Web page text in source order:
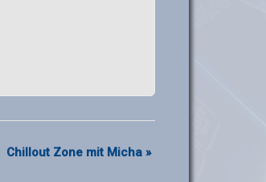
Chillout Zone mit Micha »